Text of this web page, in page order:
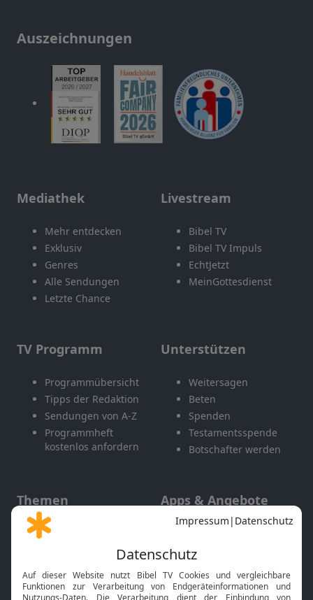
Auszeichnungen
Mediathek
Mehr entdecken
Exklusiv
Genres
Alle Sendungen
Letzte Chance
Livestream
Bibel TV
Bibel TV Impuls
EchtJetzt
MeinGottesdienst
TV Programm
Programmübersicht
Tipps der Redaktion
Sendungen von A-Z
Programmheft
kostenlos anfordern
Unterstützen
Weitersagen
Beten
Spenden
Testamentsspende
Botschafter werden
Themen
Gott und Bibel erklärt
Neuigkeiten
Apps & Angebote
Mobile App
Smart TV